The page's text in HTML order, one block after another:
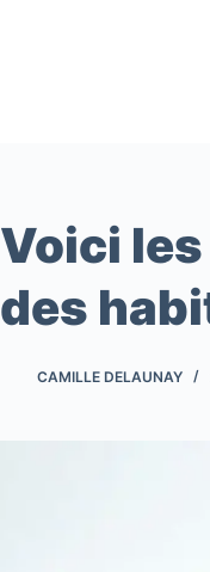
Voici
des
CAMILLE DELAUNAY